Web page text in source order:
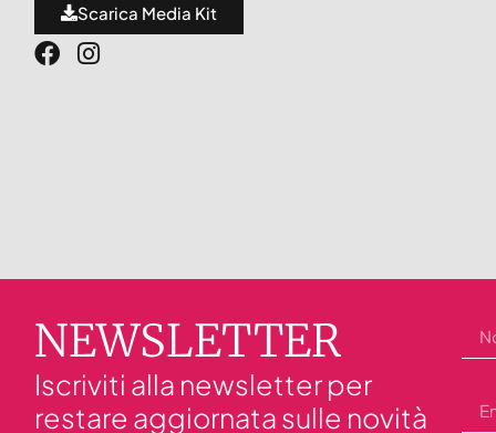
Scarica Media Kit
NEWSLETTER
Iscriviti alla newsletter per
restare aggiornata sulle novità